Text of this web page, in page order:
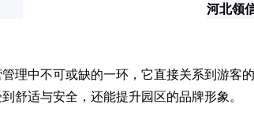
河北领
理中不可或缺的一环，它直接关系到游客
舒适与安全，还能提升园区的品牌形象。